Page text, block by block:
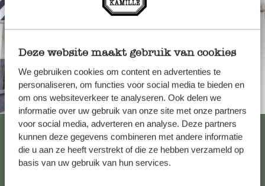
Deze website maakt gebruik van cookies
We gebruiken cookies om content en advertenties te
personaliseren, om functies voor social media te bieden en
om ons websiteverkeer te analyseren. Ook delen we
informatie over uw gebruik van onze site met onze partners
voor social media, adverteren en analyse. Deze partners
kunnen deze gegevens combineren met andere informatie
die u aan ze heeft verstrekt of die ze hebben verzameld op
basis van uw gebruik van hun services.
Immer in der Nähe
Alle 62 Geschäfte anzeigen